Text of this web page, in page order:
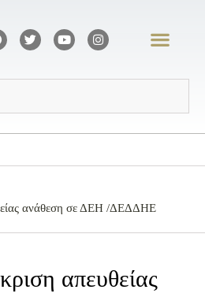
ανάθεση σε ΔΕΗ /ΔΕΔΔΗΕ
απευθείας